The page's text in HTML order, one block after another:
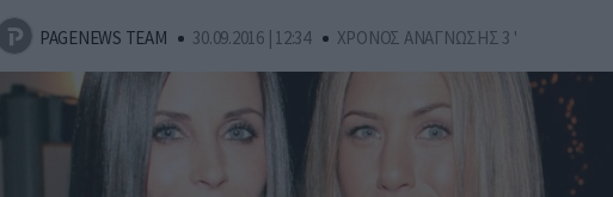
PAGENEWS TEAM 30.09.2016 | 12:34 ΧΡΟΝΟΣ ΑΝΑΓΝΩΣΗΣ 3 '